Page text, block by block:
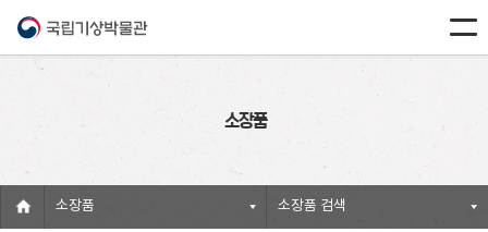
소장품
소장품 소장품 검색